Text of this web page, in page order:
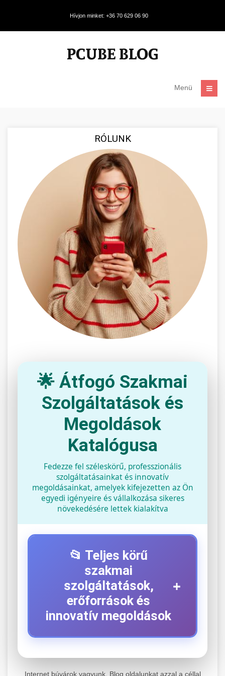
Hívjon minket: +36 70 629 06 90
Menü
RÓLUNK
🌟 Átfogó Szakmai
Szolgáltatások és
Megoldások
Katalógusa
Fedezze fel széleskörű, professzionális
szolgáltatásainkat és innovatív
megoldásainkat, amelyek kifejezetten az Ön
egyedi igényeire és vállalkozása sikeres
növekedésére lettek kialakítva
📂 Teljes körű
szakmai
szolgáltatások,
erőforrások és
innovatív megoldások
+
+
Internet búvárok vagyunk. Blog oldalunkat azzal a céllal